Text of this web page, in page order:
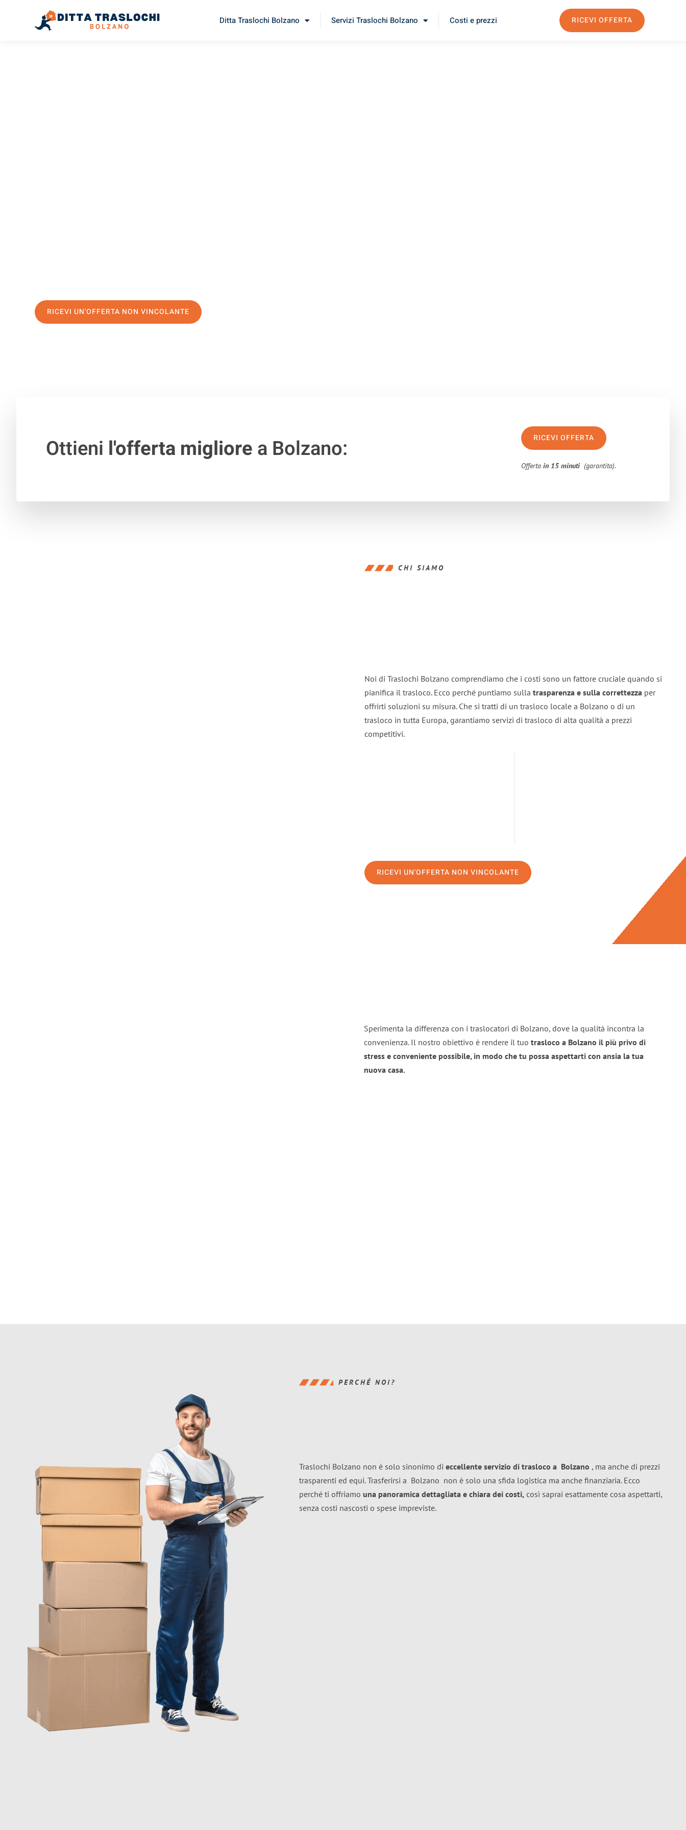
Ditta Traslochi Bolzano Servizi Traslochi Bolzano Costi e prezzi RICEVI OFFERTA
RICEVI UN'OFFERTA NON VINCOLANTE
Ottieni l'offerta migliorea Bolzano: RICEVI OFFERTA
Offertain 15 minuti (garantita).
CHI SIAMO
Noi di Traslochi Bolzano comprendiamo che i costi sono un fattore cruciale quando si
pianifica il trasloco. Ecco perché puntiamo sulla trasparenza e sulla correttezza per
offrirti soluzioni su misura. Che si tratti di un trasloco locale a Bolzano o di un
trasloco in tutta Europa, garantiamo servizi di trasloco di alta qualità a prezzi
competitivi.
RICEVI UN'OFFERTA NON VINCOLANTE
Sperimenta la differenza con i traslocatori di Bolzano, dove la qualità incontra la
convenienza. Il nostro obiettivo è rendere il tuo trasloco a Bolzano il più privo di
stress e conveniente possibile, in modo che tu possa aspettarti con ansia la tua
nuova casa.
PERCHÉ NOI?
Traslochi Bolzano non è solo sinonimo di eccellente servizio di trasloco a Bolzano , ma anche di prezzi
trasparenti ed equi. Trasferirsi a Bolzano non è solo una sfida logistica ma anche finanziaria. Ecco
perché ti offriamo una panoramica dettagliata e chiara dei costi, così saprai esattamente cosa aspettarti,
senza costi nascosti o spese impreviste.